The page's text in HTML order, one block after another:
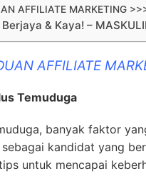
AFFILIATE MARKETING
& Kaya! –
AFFILIATE
Temuduga
banyak faktor
kandidat yang
untuk mencapai